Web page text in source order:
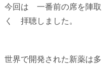
今回は 一番前の席を陣
く 拝聴しました。
世界で開発された新薬は